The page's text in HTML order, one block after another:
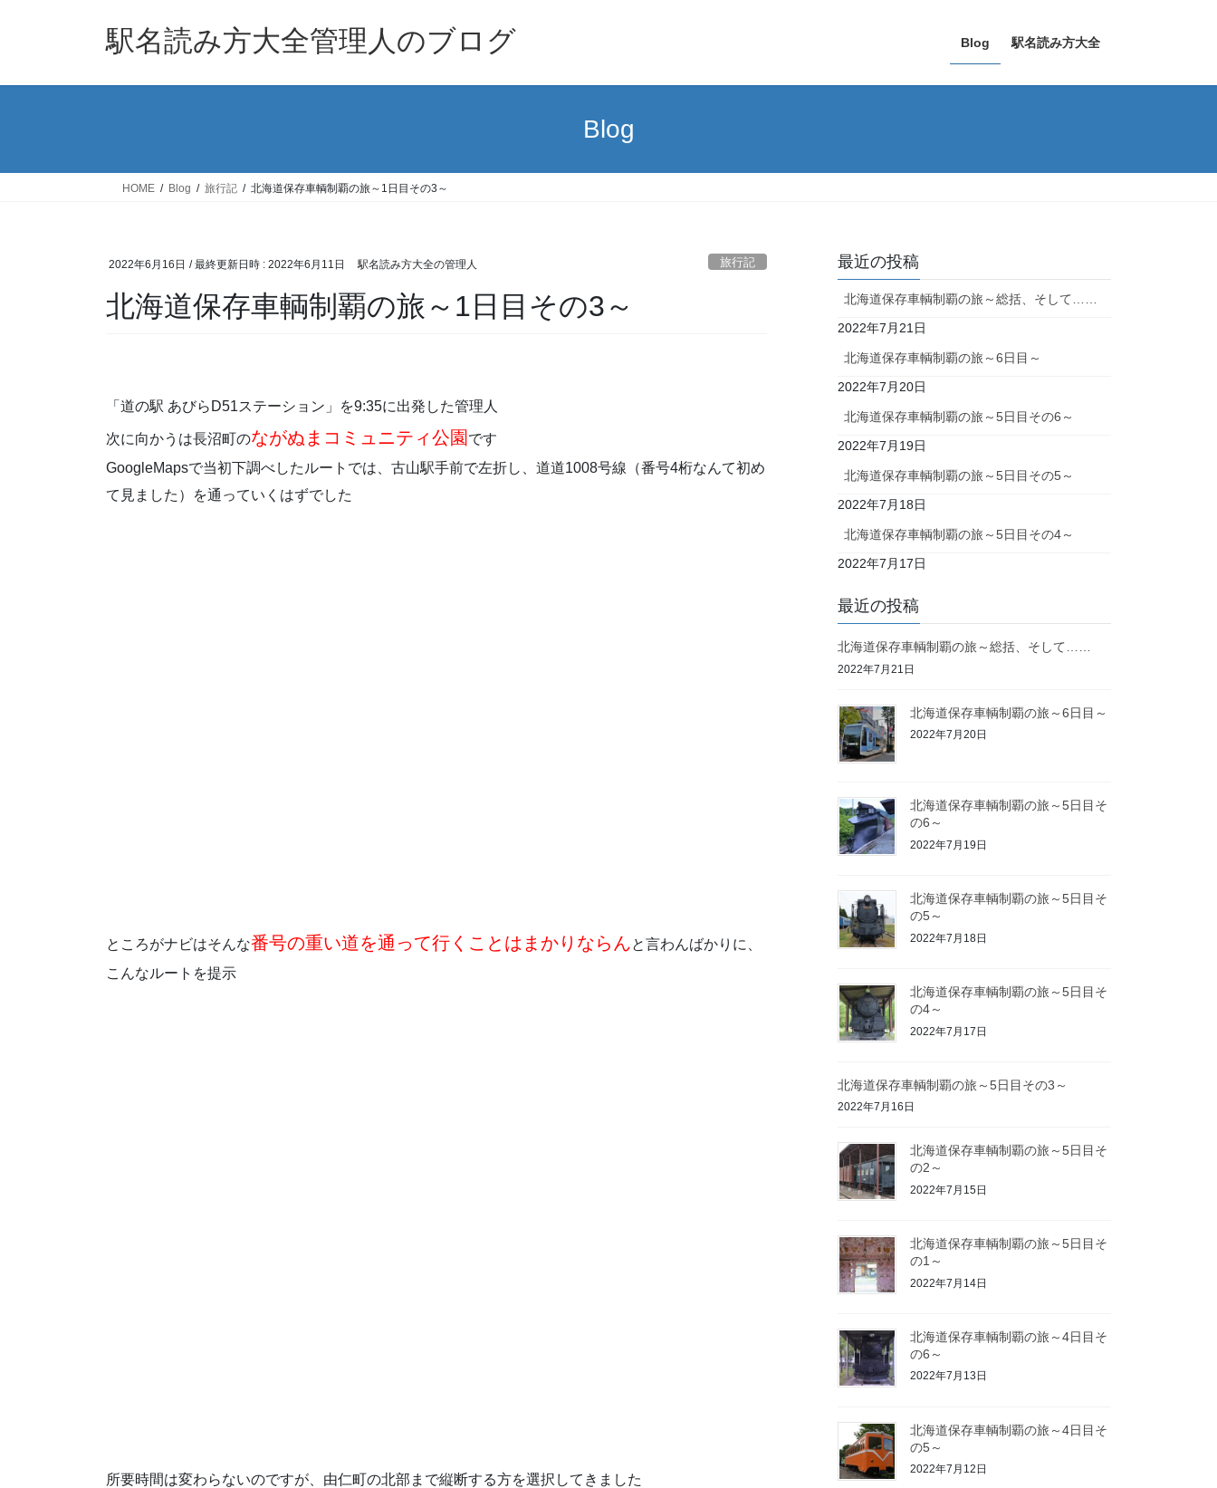
駅名読み方大全管理人のブログ Blog 駅名読み方大全
Blog
HOME Blog 旅行記 北海道保存車輌制覇の旅～1日目その3～
2022年6月16日 / 最終更新日時 : 2022年6月11日 駅名読み方大全の管理人 旅行記
北海道保存車輌制覇の旅～1日目その3～
「道の駅 あびらD51ステーション」を9:35に出発した管理人
次に向かうは長沼町のながぬまコミュニティ公園 です
GoogleMapsで当初下調べしたルートでは、古山駅手前で左折し、道道1008号線（番号4桁なんて初め
て見ました）を通っていくはずでした
ところがナビはそんな番号の重い道を通って行くことはまかりならんと言わんばかりに、
こんなルートを提示
所要時間は変わらないのですが、由仁町の北部まで縦断する方を選択してきました
最近の投稿
北海道保存車輌制覇の旅～総括、そして……
2022年7月21日
北海道保存車輌制覇の旅～6日目～
2022年7月20日
北海道保存車輌制覇の旅～5日目その6～
2022年7月19日
北海道保存車輌制覇の旅～5日目その5～
2022年7月18日
北海道保存車輌制覇の旅～5日目その4～
2022年7月17日
最近の投稿
北海道保存車輌制覇の旅～総括、そして……
2022年7月21日
北海道保存車輌制覇の旅～6日目～
2022年7月20日
北海道保存車輌制覇の旅～5日目そ
の6～
2022年7月19日
北海道保存車輌制覇の旅～5日目そ
の5～
2022年7月18日
北海道保存車輌制覇の旅～5日目そ
の4～
2022年7月17日
北海道保存車輌制覇の旅～5日目その3～
2022年7月16日
北海道保存車輌制覇の旅～5日目そ
の2～
2022年7月15日
北海道保存車輌制覇の旅～5日目そ
の1～
2022年7月14日
北海道保存車輌制覇の旅～4日目そ
の6～
2022年7月13日
北海道保存車輌制覇の旅～4日目そ
の5～
2022年7月12日